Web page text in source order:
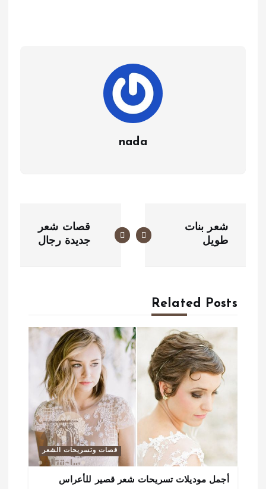
nada
ت
شعر بنات
طويل
قصات شعر
جديدة رجال
Related Posts
قصات وتسريحات الشعر
أجمل موديلات تسريحات شعر قصير للأعراس